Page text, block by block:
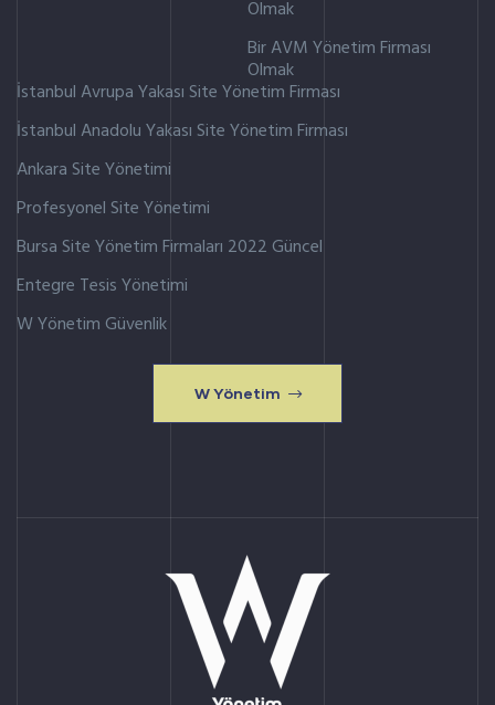
Olmak
Bir AVM Yönetim Firması
Olmak
İstanbul Avrupa Yakası Site Yönetim Firması
İstanbul Anadolu Yakası Site Yönetim Firması
Ankara Site Yönetimi
Profesyonel Site Yönetimi
Bursa Site Yönetim Firmaları 2022 Güncel
Entegre Tesis Yönetimi
W Yönetim Güvenlik
W Yönetim